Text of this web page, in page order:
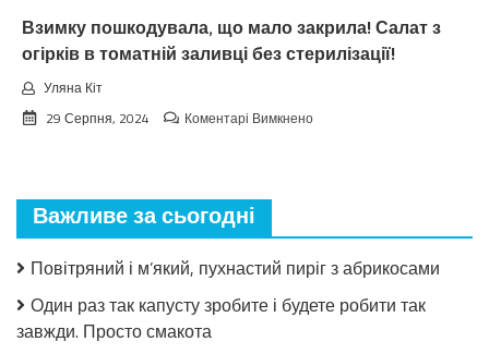
Взимку пошкодувала, що мало закрила! Салат з
огірків в томатній заливці без стерилізації!
Уляна Кіт
29 Серпня, 2024
Коментарі Вимкненодо
Салат
огірків
томатній
Важливе за сьогодні
Повітряний і м’який, пухнастий пиріг з абрикосами
Один раз так капусту зробите і будете робити так
завжди. Просто смакота